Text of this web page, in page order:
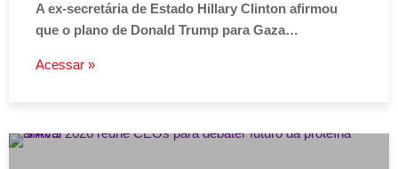
A ex-secretária de Estado Hillary Clinton afirmou
que o plano de Donald Trump para Gaza…
Acessar »